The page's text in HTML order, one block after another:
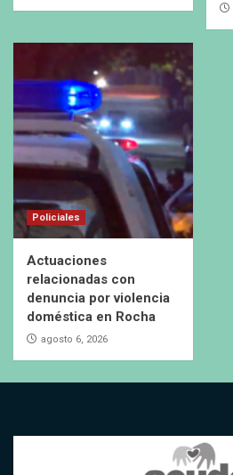
Policiales
Actuaciones
relacionadas con
denuncia por violencia
doméstica en Rocha
agosto 6, 2026